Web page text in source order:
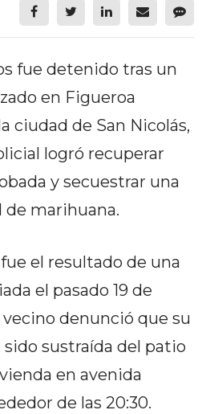
DE
fue detenido tras un
en Figueroa
ciudad de San Nicolás,
logró recuperar
y secuestrar una
marihuana.
el resultado de una
el pasado 19 de
denunció que su
sustraída del patio
en avenida
de las 20:30.